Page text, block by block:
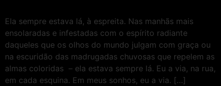
Ela sempre estava lá, à espreita. Nas manhãs mais
ensolaradas e infestadas com o espírito radiante
daqueles que os olhos do mundo julgam com graça ou
na escuridão das madrugadas chuvosas que repelem as
almas coloridas – ela estava sempre lá. Eu a via, na rua,
em cada esquina. Em meus sonhos, eu a via. […]